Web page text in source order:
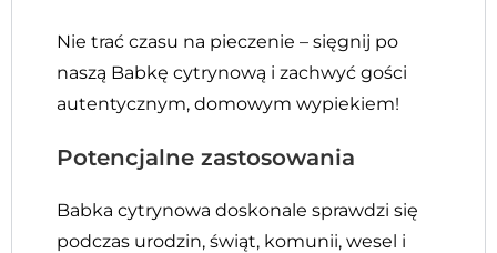
Nie trać czasu na pieczenie – sięgnij po
naszą Babkę cytrynową i zachwyć gości
autentycznym, domowym wypiekiem!
Potencjalne zastosowania
Babka cytrynowa doskonale sprawdzi się
podczas urodzin, świąt, komunii, wesel i